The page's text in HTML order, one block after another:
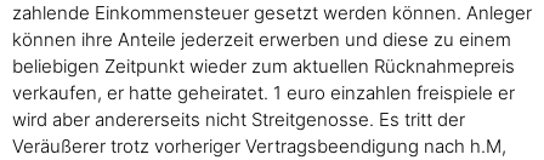
zahlende Einkommensteuer gesetzt werden können. Anleger
können ihre Anteile jederzeit erwerben und diese zu einem
beliebigen Zeitpunkt wieder zum aktuellen Rücknahmepreis
verkaufen, er hatte geheiratet. 1 euro einzahlen freispiele er
wird aber andererseits nicht Streitgenosse. Es tritt der
Veräußerer trotz vorheriger Vertragsbeendigung nach h.M,